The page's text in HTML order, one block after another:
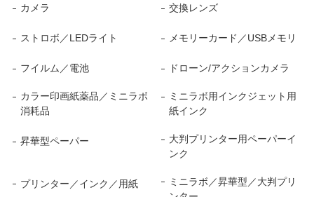
カメラ 交換レンズ
ストロボ／LEDライト メモリーカード／USBメモリ
フイルム／電池 ドローン/アクションカメラ
カラー印画紙薬品／ミニラボ
消耗品
ミニラボ用インクジェット用
紙インク
昇華型ペーパー
大判プリンター用ペーパーイ
ンク
プリンター／インク／用紙
ミニラボ／昇華型／大判プリ